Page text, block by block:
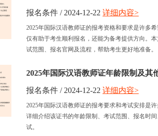
报名条件 / 2024-12-22
2025年国际汉语教师证的报考资格和要求是许多
仅有助于考生顺利报名，还能为备考提供方向。
试范围、报名官网及流程，帮助考生更好地准备。
详细内容>
2025年国际汉语教师证年龄限制及其
报名条件 / 2024-12-22
2025年国际汉语教师证的报考要求和考试安排是
详细介绍该证书的年龄限制、考试范围、报名时
试。
详细内容>